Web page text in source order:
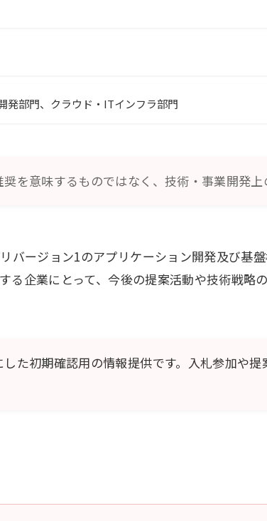
発部門、クラウド・ITインフラ部門
を意味するものではなく、技術・事業開発上
バージョン1のアプリケーション開発及び基
る企業にとって、今後の提案活動や技術戦略
た初期確認用の情報提供です。入札参加や